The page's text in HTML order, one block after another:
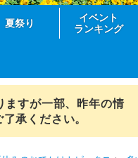
夏祭り
イベント
ランキング
ますが一部、昨年の情
承ください。